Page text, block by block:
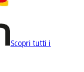
Scopri tutti i